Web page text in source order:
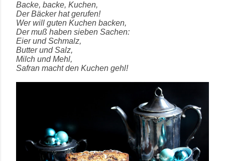
Backe, backe, Kuchen,
Der Bäcker hat gerufen!
Wer will guten Kuchen backen,
Der muß haben sieben Sachen:
Eier und Schmalz,
Butter und Salz,
Milch und Mehl,
Safran macht den Kuchen gehl!